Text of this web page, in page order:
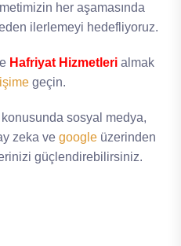
her aşamasında
ilerlemeyi hedefliyoruz.
Hafriyat Hizmetleri almak
geçin.
konusunda sosyal medya,
zeka ve google üzerinden
güçlendirebilirsiniz.